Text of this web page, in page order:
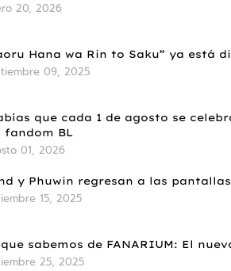
20, 2026
Hana wa Rin to Saku” ya está
09, 2025
que cada 1 de agosto se
fandom BL
01, 2026
y Phuwin regresan a las
15, 2025
sabemos de FANARIUM: El
25, 2025